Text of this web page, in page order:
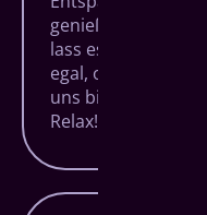
genieße den Blick
lass es Dir bei
egal, ob Du nur
uns bist oder ein
Relax!